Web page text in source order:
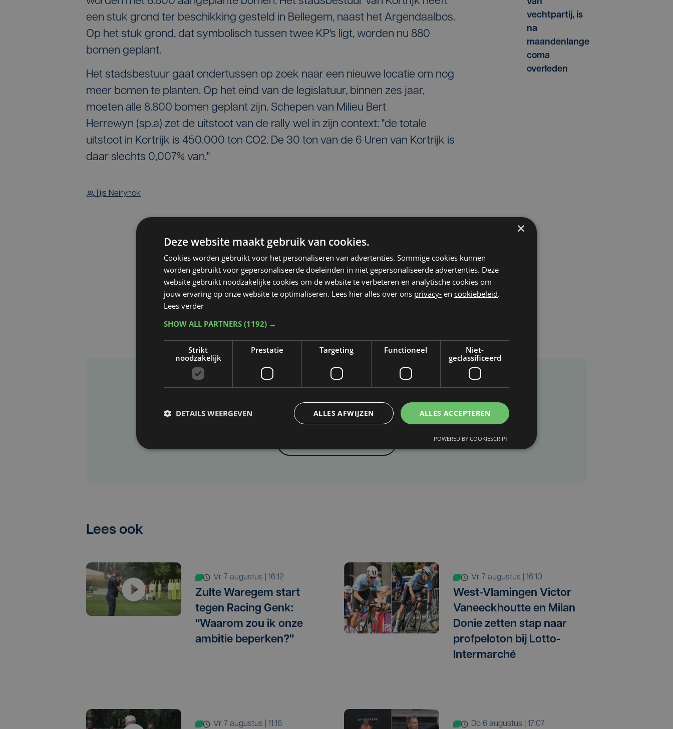
een stuk grond ter beschikking gesteld in Bellegem, naast het Argendaalbos.
Op het stuk grond, dat symbolisch tussen twee KP's ligt, worden nu 880
bomen geplant.
Het stadsbestuur gaat ondertussen op zoek naar een nieuwe locatie om nog
meer bomen te planten. Op het eind van de legislatuur, binnen zes jaar,
moeten alle 8.800 bomen geplant zijn. Schepen van Milieu Bert
Herrewyn (sp.a) zet de uitstoot van de rally wel in zijn context: "de totale
uitstoot in Kortrijk is 450.000 ton CO2. De 30 ton van de 6 Uren van Kortrijk is
daar slechts 0,007% van."
Tijs Neirynck
vechtpartij, is
na
maandenlange
coma
overleden
Heb je een taal- of schrijffout opgemerkt in dit artikel?
Lees ook
vr 7 augustus | 16:12
Zulte Waregem start
tegen Racing Genk:
"Waarom zou ik onze
ambitie beperken?"
vr 7 augustus | 16:10
West-Vlamingen Victor
Vaneeckhoutte en Milan
Donie zetten stap naar
profpeloton bij Lotto-
Intermarché
vr 7 augustus | 11:16 do 6 augustus | 17:07
×
Deze website maakt gebruik van cookies.
Cookies worden gebruikt voor het personaliseren van advertenties. Sommige cookies kunnen
worden gebruikt voor gepersonaliseerde doeleinden in niet gepersonaliseerde advertenties. Deze
website gebruikt noodzakelijke cookies om de website te verbeteren en analytische cookies om
jouw ervaring op onze website te optimaliseren. Lees hier alles over ons privacy- en cookiebeleid.
Lees verder
SHOW ALL PARTNERS (1192) →
Strikt
noodzakelijk
Prestatie Targeting Functioneel
Niet-
geclassificeerd
ALLES ACCEPTEREN
ALLES AFWIJZEN
DETAILS WEERGEVEN
POWERED BY COOKIESCRIPT